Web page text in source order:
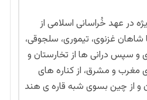
در عهد خُراسانی اسلامی از
شاهان غزنوی، تیموری، سلجوقی،
و سپس درانی ها از تخارستان و
مغرب و مشرق، از کناره های
و از چین بسوی شبه قاره ی هند